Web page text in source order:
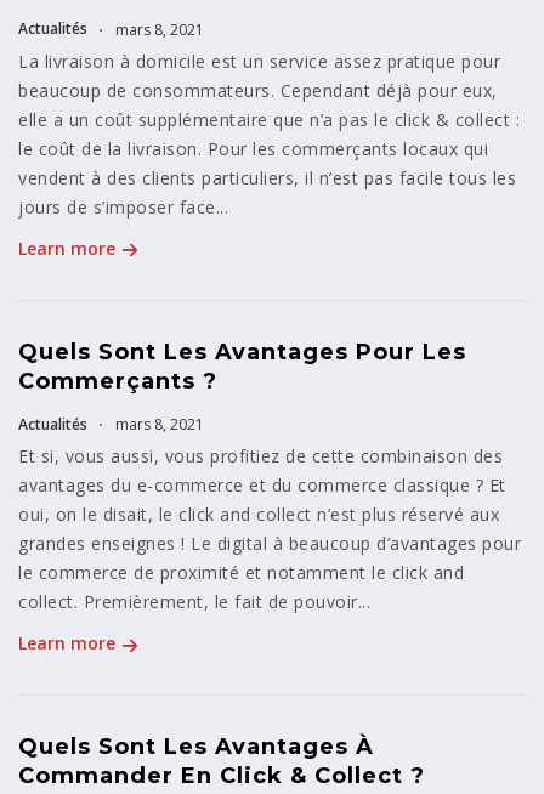
Actualités mars 8, 2021
La livraison à domicile est un service assez pratique pour
beaucoup de consommateurs. Cependant déjà pour eux,
elle a un coût supplémentaire que n’a pas le click & collect :
le coût de la livraison. Pour les commerçants locaux qui
vendent à des clients particuliers, il n’est pas facile tous les
jours de s’imposer face...
Learn more
Quels Sont Les Avantages Pour Les
Commerçants ?
Actualités mars 8, 2021
Et si, vous aussi, vous profitiez de cette combinaison des
avantages du e-commerce et du commerce classique ? Et
oui, on le disait, le click and collect n’est plus réservé aux
grandes enseignes ! Le digital à beaucoup d’avantages pour
le commerce de proximité et notamment le click and
collect. Premièrement, le fait de pouvoir...
Learn more
Quels Sont Les Avantages À
Commander En Click & Collect ?